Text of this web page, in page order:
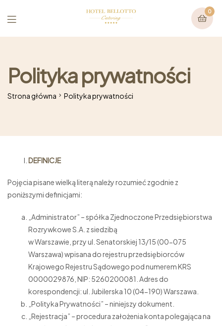
0
Polityka prywatności
Strona główna Polityka prywatności
DEFINICJE
Pojęcia pisane wielką literą należy rozumieć zgodnie z
poniższymi definicjami:
„Administrator” – spółka Zjednoczone Przedsiębiorstwa
Rozrywkowe S.A. z siedzibą
w Warszawie, przy ul. Senatorskiej 13/15 (00-075
Warszawa) wpisana do rejestru przedsiębiorców
Krajowego Rejestru Sądowego pod numerem KRS
0000029876, NIP: 5260200081. Adres do
korespondencji: ul. Jubilerska 10 (04-190) Warszawa.
„Polityka Prywatności” – niniejszy dokument.
„Rejestracja” – procedura założenia konta polegająca na